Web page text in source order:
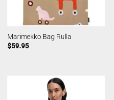
Marimekko Bag Rulla
$59.95